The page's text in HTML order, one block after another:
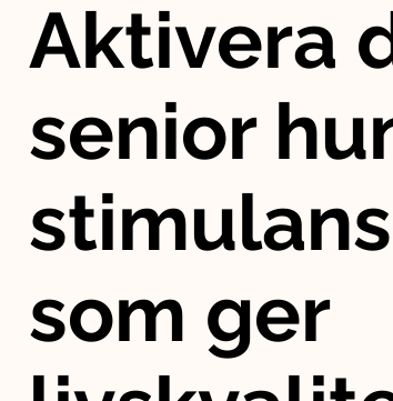
Aktivera
senior
stimulans
som ger